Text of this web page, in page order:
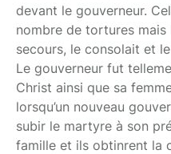
devant le gouverneur.
nombre de tortures mais
secours, le consolait et
Le gouverneur fut
Christ ainsi que sa
lorsqu’un nouveau
subir le martyre à son
famille et ils obtinrent la